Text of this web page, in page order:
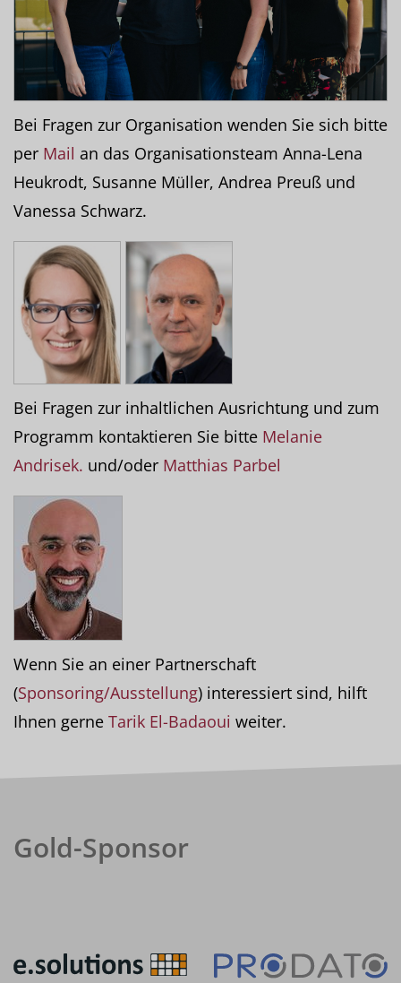
Bei Fragen zur Organisation wenden Sie sich bitte
per Mail an das Organisationsteam Anna-Lena
Heukrodt, Susanne Müller, Andrea Preuß und
Vanessa Schwarz.
Bei Fragen zur inhaltlichen Ausrichtung und zum
Programm kontaktieren Sie bitte Melanie
Andrisek. und/oder Matthias Parbel
Wenn Sie an einer Partnerschaft
(Sponsoring/Ausstellung) interessiert sind, hilft
Ihnen gerne Tarik El-Badaoui weiter.
Gold-Sponsor